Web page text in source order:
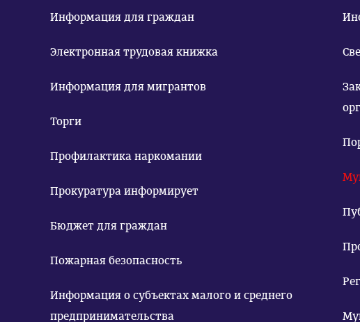
Информация для граждан
Электронная трудовая книжка
Информация для мигрантов
Торги
Профилактика наркомании
Прокуратура информирует
Бюджет для граждан
Пожарная безопасность
Информация о субъектах малого и среднего
предпринимательства